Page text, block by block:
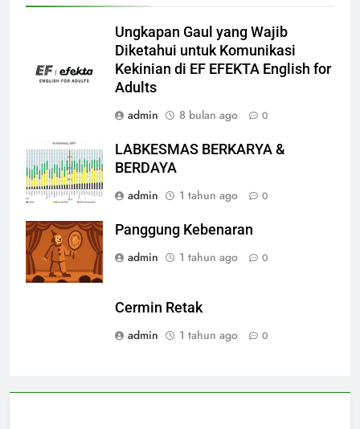
Ungkapan Gaul yang Wajib
Diketahui untuk Komunikasi
Kekinian di EF EFEKTA English for
Adults
admin
8 bulan ago 0
LABKESMAS BERKARYA &
BERDAYA
admin
1 tahun ago 0
Panggung Kebenaran
admin
1 tahun ago 0
Cermin Retak
admin
1 tahun ago 0